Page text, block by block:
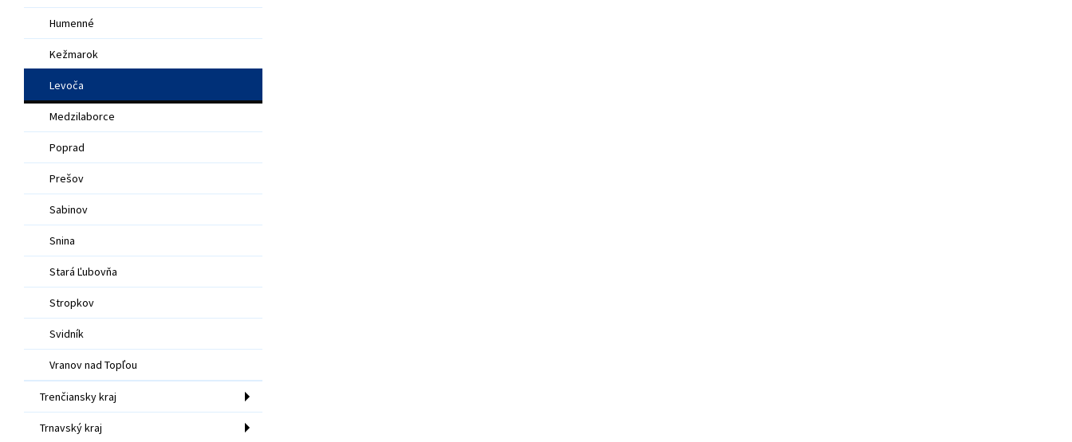
Humenné
Kežmarok
Levoča
Medzilaborce
Poprad
Prešov
Sabinov
Snina
Stará Ľubovňa
Stropkov
Svidník
Vranov nad Topľou
Trenčiansky kraj
Trnavský kraj